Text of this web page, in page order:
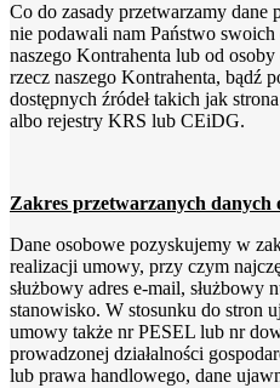
Co do zasady przetwarzamy dane
nie podawali nam Państwo
naszego Kontrahenta lub od
rzecz naszego Kontrahenta, bądź
dostępnych źródeł takich jak
albo rejestry KRS lub CEiDG.
Zakres przetwarzanych danych
Dane osobowe pozyskujemy w
realizacji umowy, przy czym
służbowy adres e-mail, służbowy
stanowisko. W stosunku do stron
umowy także nr PESEL lub nr
prowadzonej działalności
lub prawa handlowego, dane